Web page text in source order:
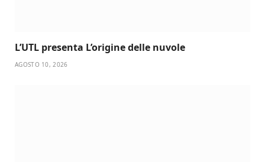
L’UTL presenta L’origine delle nuvole
AGOSTO 10, 2026